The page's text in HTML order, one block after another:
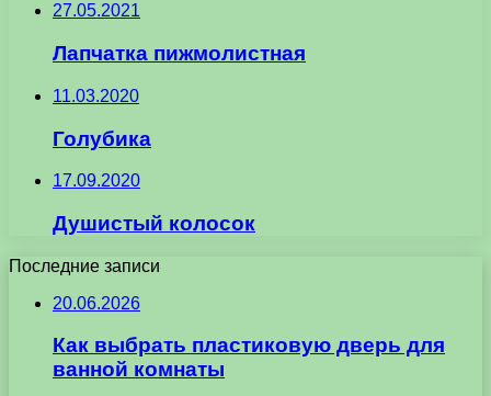
27.05.2021
Лапчатка пижмолистная
11.03.2020
Голубика
17.09.2020
Душистый колосок
Последние записи
20.06.2026
Как выбрать пластиковую дверь для
ванной комнаты